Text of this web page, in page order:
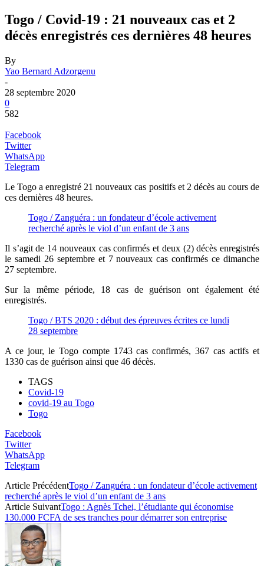
Togo / Covid-19 : 21 nouveaux cas et 2
décès enregistrés ces dernières 48 heures
By
Yao Bernard Adzorgenu
-
28 septembre 2020
0
582
Facebook
Twitter
WhatsApp
Telegram
Le Togo a enregistré 21 nouveaux cas positifs et 2 décès au cours de
ces dernières 48 heures.
Togo / Zanguéra : un fondateur d’école activement
recherché après le viol d’un enfant de 3 ans
Il s’agit de 14 nouveaux cas confirmés et deux (2) décès enregistrés
le samedi 26 septembre et 7 nouveaux cas confirmés ce dimanche
27 septembre.
Sur la même période, 18 cas de guérison ont également été
enregistrés.
Togo / BTS 2020 : début des épreuves écrites ce lundi
28 septembre
A ce jour, le Togo compte 1743 cas confirmés, 367 cas actifs et
1330 cas de guérison ainsi que 46 décès.
TAGS
Covid-19
covid-19 au Togo
Togo
Facebook
Twitter
WhatsApp
Telegram
Article PrécédentTogo / Zanguéra : un fondateur d’école activement
recherché après le viol d’un enfant de 3 ans
Article SuivantTogo : Agnès Tchei, l’étudiante qui économise
130.000 FCFA de ses tranches pour démarrer son entreprise